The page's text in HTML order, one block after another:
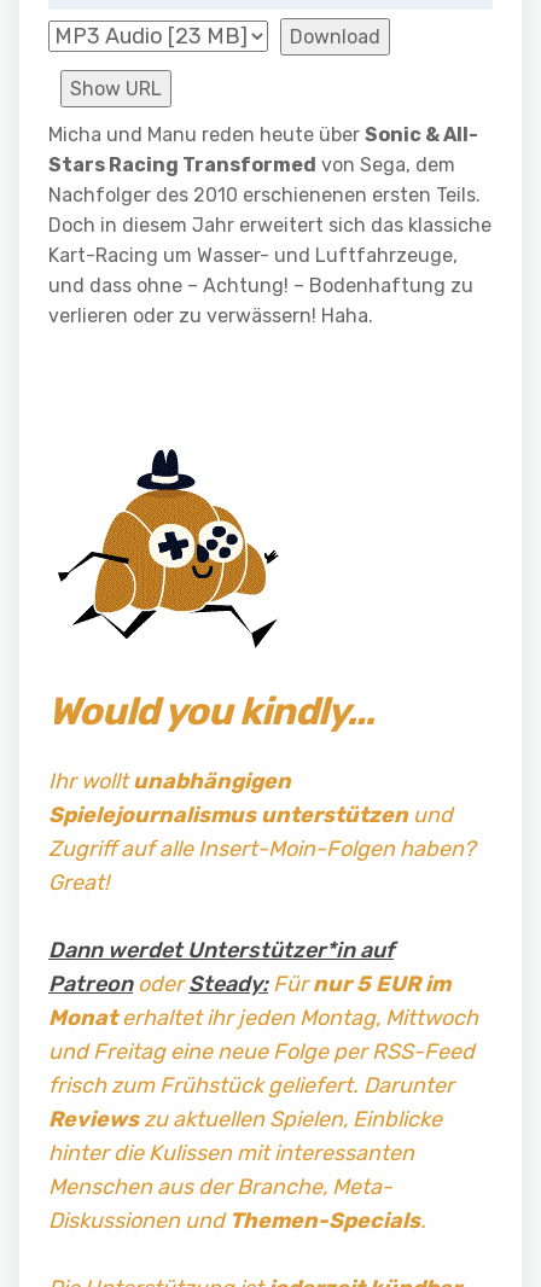
Download
Show URL
Micha und Manu reden heute über Sonic & All-
Stars Racing Transformed von Sega, dem
Nachfolger des 2010 erschienenen ersten Teils.
Doch in diesem Jahr erweitert sich das klassiche
Kart-Racing um Wasser- und Luftfahrzeuge,
und dass ohne – Achtung! – Bodenhaftung zu
verlieren oder zu verwässern! Haha.
Would you kindly…
Ihr wolltunabhängigen
Spielejournalismus unterstützenund
Zugriff auf alle Insert-Moin-Folgen haben?
Great!
Dann werdet Unterstützer*in auf
PatreonoderSteady:Fürnur 5 EUR im
Monaterhaltet ihr jeden Montag, Mittwoch
und Freitag eine neue Folge per RSS-Feed
frisch zum Frühstück geliefert. Darunter
Reviewszu aktuellen Spielen, Einblicke
hinter die Kulissen mit interessanten
Menschen aus der Branche, Meta-
Diskussionen und Themen-Specials.